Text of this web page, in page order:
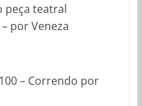
peça teatral
– por Veneza
– Correndo por